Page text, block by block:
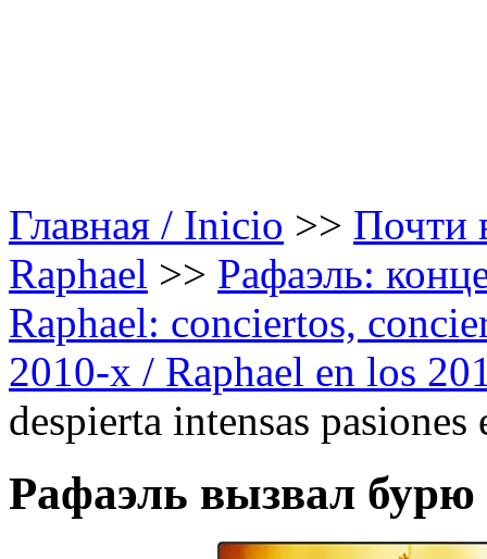
Главная / Inicio >> Почти
Raphael >> Рафаэль:
Raphael: conciertos,
2010-х / Raphael en los
despierta intensas
Рафаэль вызвал бурю